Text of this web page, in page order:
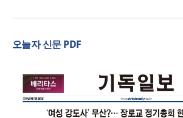
오늘자 신문 PDF